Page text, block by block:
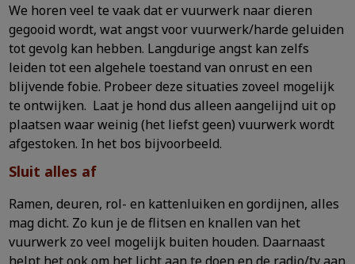
We horen veel te vaak dat er vuurwerk naar dieren
gegooid wordt, wat angst voor vuurwerk/harde geluiden
tot gevolg kan hebben. Langdurige angst kan zelfs
leiden tot een algehele toestand van onrust en een
blijvende fobie. Probeer deze situaties zoveel mogelijk
te ontwijken. Laat je hond dus alleen aangelijnd uit op
plaatsen waar weinig (het liefst geen) vuurwerk wordt
afgestoken. In het bos bijvoorbeeld.
Sluit alles af
Ramen, deuren, rol- en kattenluiken en gordijnen, alles
mag dicht. Zo kun je de flitsen en knallen van het
vuurwerk zo veel mogelijk buiten houden. Daarnaast